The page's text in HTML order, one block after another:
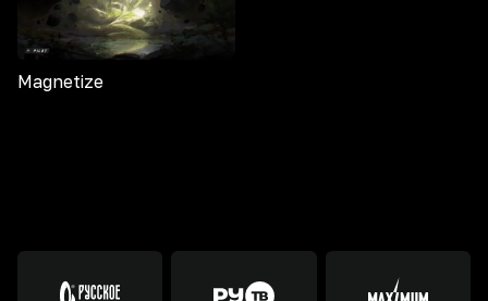
Magnetize